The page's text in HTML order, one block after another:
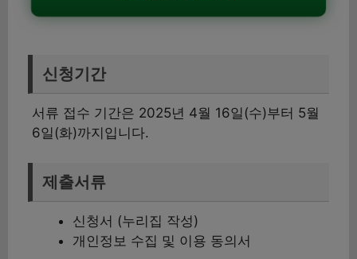
신청기간
서류 접수 기간은 2025년 4월 16일(수)부터 5월
6일(화)까지입니다.
제출서류
신청서 (누리집 작성)
개인정보 수집 및 이용 동의서